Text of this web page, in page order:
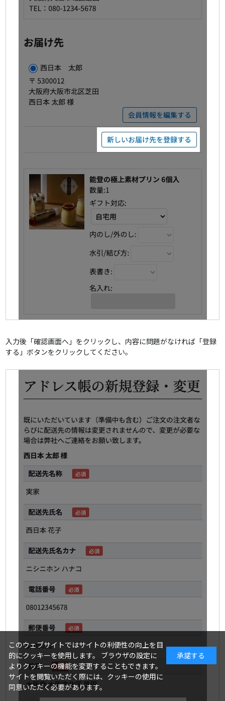
入力後「確認画面へ」をクリックし、内容に問題がなければ「登録
する」ボタンをクリックしてください。
このウェブサイトではサイトの利便性の向上を目
的にクッキーを使用します。 ブラウザの設定に
よりクッキーの機能を変更することもできます。
サイトを閲覧いただく際には、クッキーの使用に
同意いただく必要があります。
承諾する